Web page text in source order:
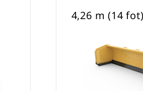
4,26 m (14 fot)